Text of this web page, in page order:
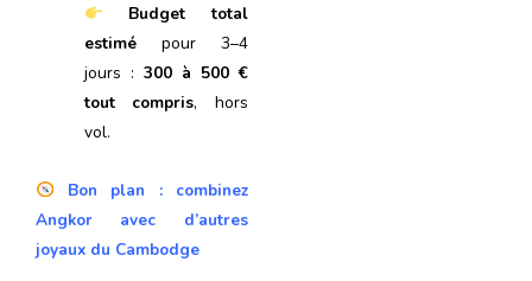
Budget total
estimé pour 3–4
jours : 300 à 500 €
tout compris, hors
vol.
Bon plan : combinez
Angkor avec d’autres
joyaux du Cambodge